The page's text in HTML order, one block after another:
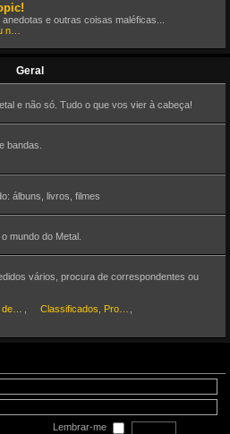
e outras coisas maléficas...
Geral
e não só. Tudo o que vos vier à cabeça!
bandas.
álbuns, livros, filmes
mundo do Metal.
vários, procura de correspondentes ou
Lembrar-me